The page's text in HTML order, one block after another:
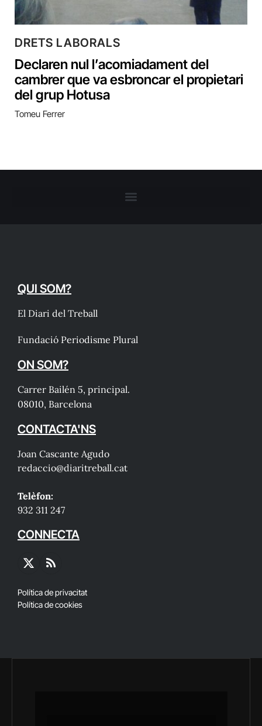
DRETS LABORALS
Declaren nul l’acomiadament del
cambrer que va esbroncar el propietari
del grup Hotusa
Tomeu Ferrer
QUI SOM?
El Diari del Treball
Fundació Periodisme Plural
ON SOM?
Carrer Bailén 5, principal.
08010, Barcelona
CONTACTA'NS
Joan Cascante Agudo
redaccio@diaritreball.cat
Telèfon:
932 311 247
CONNECTA
X
RSS
Política de privacitat
Política de cookies